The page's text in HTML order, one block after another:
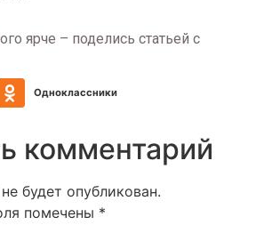
ярче – поделись статьей с
Одноклассники
комментарий
будет опубликован.
помечены *